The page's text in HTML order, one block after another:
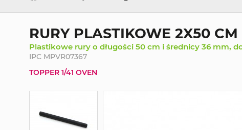
RURY PLASTIKOWE 2X50
Plastikowe rury o długości 50 cm i średnicy 36 mm,
IPC MPVR07367
TOPPER 1/41 OVEN